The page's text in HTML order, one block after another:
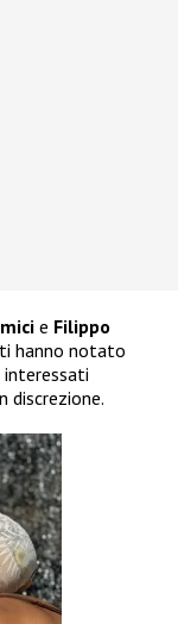
e Filippo
hanno notato
discrezione.